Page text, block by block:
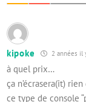
kipoke 2 années il
à quel prix…
ça n’écrasera(it)
ce type de console